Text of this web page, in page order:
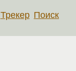
Трекер Поиск